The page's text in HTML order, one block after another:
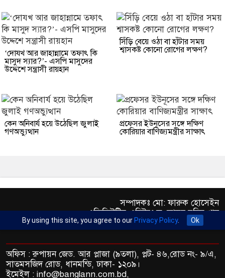
‘দোযখ আর জাহান্নামে তফাৎ কি
মাসুদ স্যার?’- এসপি মাসুদের
উদ্দেশে সন্ত্রাসী রায়হান
সিঁড়ি বেয়ে ওঠা বা হাঁটার সময়
শ্বাসকষ্ট কোনো রোগের লক্ষণ?
কেন অনিবার্য হয়ে উঠেছিল জুলাই
গণঅভ্যুত্থান
প্রফেসর ইউনূসের সঙ্গে দক্ষিণ
কোরিয়ার বাণিজ্যমন্ত্রীর সাক্ষাৎ
সম্পাদকঃ মো: ফারুক হোসেইন
এক্সিকিউটিভ এডিটরঃ ড. আব্দুর রহিম খান
প্রকাশকঃ মো: মতিউর রহমান
অফিস : রুপায়ন জেড. আর প্লাজা (৯তলা), প্লট- ৪৬,রোড নং- ৯/এ,
সাতমসজিদ রোড, ধানমন্ডি, ঢাকা- ১২০৯।
ইমেইল : info@banglann.com.bd,
By using this site, you agree to our Privacy Policy. Ok